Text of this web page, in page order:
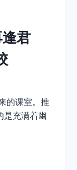
君
的课室。推
是充满着幽